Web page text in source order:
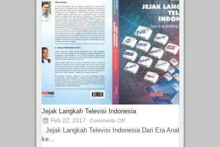
Jejak Langkah Televisi Indonesia
Feb 22, 2017 Comments Off
Jejak Langkah Televisi Indonesia Dari Era Analog
ke...